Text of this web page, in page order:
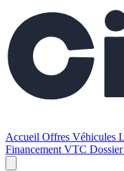
Accueil Offres Véhicules
Financement VTC Dossier